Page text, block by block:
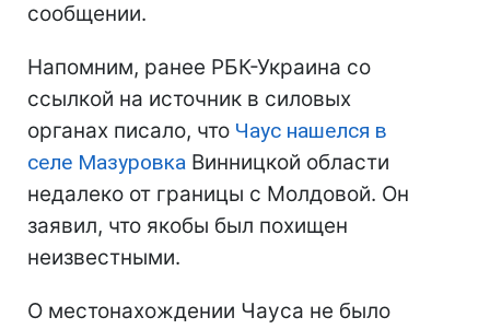
сообщении.
Напомним, ранее РБК-Украина со
ссылкой на источник в силовых
органах писало, что Чаус нашелся в
селе Мазуровка Винницкой области
недалеко от границы с Молдовой. Он
заявил, что якобы был похищен
неизвестными.
О местонахождении Чауса не было